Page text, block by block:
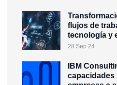
flujos de
tecnología y
28 Sep 24
IBM
capacidades